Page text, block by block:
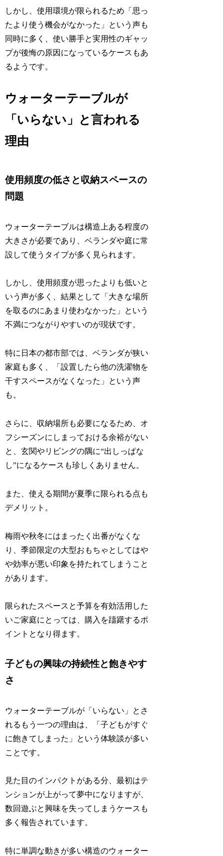
しかし、使用環境が限られるため「思っ
たより使う機会がなかった」という声も
同時に多く、使い勝手と実用性のギャッ
プが後悔の原因になっているケースもあ
るようです。
ウォーターテーブルが
「いらない」と言われる
理由
使用頻度の低さと収納スペースの
問題
ウォーターテーブルは構造上ある程度の
大きさが必要であり、ベランダや庭に常
設して使うタイプが多く見られます。
しかし、使用頻度が思ったよりも低いと
いう声が多く、結果として「大きな場所
を取るのにあまり使わなかった」という
不満につながりやすいのが現状です。
特に日本の都市部では、ベランダが狭い
家庭も多く、「設置したら他の洗濯物を
干すスペースがなくなった」という声
も。
さらに、収納場所も必要になるため、オ
フシーズンにしまっておける余裕がない
と、玄関やリビングの隅に“出しっぱな
し”になるケースも珍しくありません。
また、使える期間が夏季に限られる点も
デメリット。
梅雨や秋冬にはまったく出番がなくな
り、季節限定の大型おもちゃとしてはや
や効率が悪い印象を持たれてしまうこと
があります。
限られたスペースと予算を有効活用した
いご家庭にとっては、購入を躊躇するポ
イントとなり得ます。
子どもの興味の持続性と飽きやす
さ
ウォーターテーブルが「いらない」とさ
れるもう一つの理由は、「子どもがすぐ
に飽きてしまった」という体験談が多い
ことです。
見た目のインパクトがある分、最初はテ
ンションが上がって夢中になりますが、
数回遊ぶと興味を失ってしまうケースも
多く報告されています。
特に単調な動きが多い構造のウォーター